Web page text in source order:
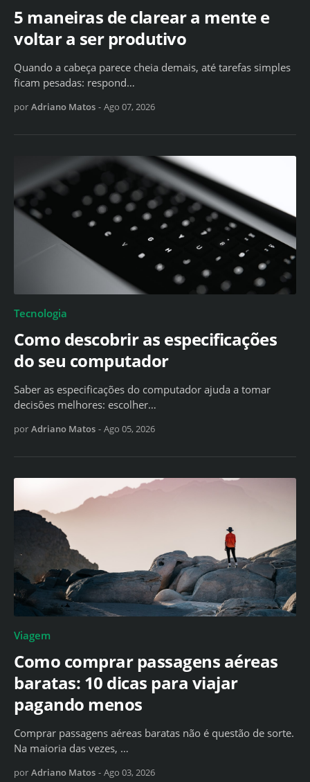
5 maneiras de clarear a mente e
voltar a ser produtivo
Quando a cabeça parece cheia demais, até tarefas simples
ficam pesadas: respond…
por Adriano Matos - Ago 07, 2026
Tecnologia
Como descobrir as especificações
do seu computador
Saber as especificações do computador ajuda a tomar
decisões melhores: escolher…
por Adriano Matos - Ago 05, 2026
Viagem
Como comprar passagens aéreas
baratas: 10 dicas para viajar
pagando menos
Comprar passagens aéreas baratas não é questão de sorte.
Na maioria das vezes, …
por Adriano Matos - Ago 03, 2026